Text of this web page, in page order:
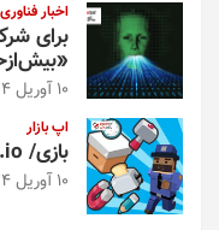
اخبار فناوری
برای
10 آوریل 2024
اپ بازار
بازی/ Hide.io؛ از چشم بقیه پنهان شوید
10 آوریل 2024